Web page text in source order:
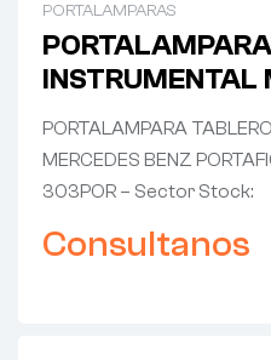
PORTALAMPARAS
INSTRUMENTAL
PORTAFICH 303
PORTALAMPARA
MERCEDES BENZ
303POR – Sector Stock:
Consultanos